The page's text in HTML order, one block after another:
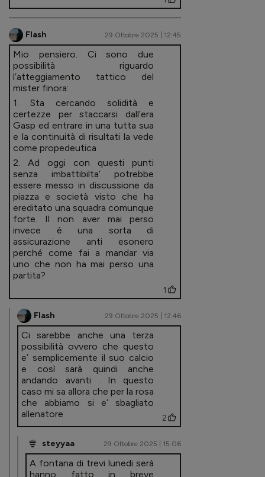
Flash 29 Ottobre 2025 | 12.45
Mio pensiero. Ci sono due
possibilità riguardo
l’atteggiamento tattico del
mister finora:
1. Sta cercando solidità e
certezze per staccarsi dall’era
Gasp ed entrare in una tutta sua
e la continuità di risultati la vede
come propedeutica
2. Ad oggi con questi punti
senza imbattibilta’ potrebbe
essere messo in discussione da
piazza e società visto che ha
ereditato una squadra comunque
forte. Il non aver mai perso
invece è una sorta di
assicurazione anti esonero
perché come fai a mandar via
uno che non ha mai perso una
partita?
1
Flash 29 Ottobre 2025 | 12.46
Ci sarebbe anche una terza
possibilità ovvero che questo
e’ semplicemente il suo calcio
e così sarà quindi anche
andando avanti . In questo
caso mi sa allora che per la rosa
che abbiamo si e’ sbagliato
allenatore
2
steyyaa 29 Ottobre 2025 | 15.06
A fontana di trevi lunedi serà
hanno fatto in breve